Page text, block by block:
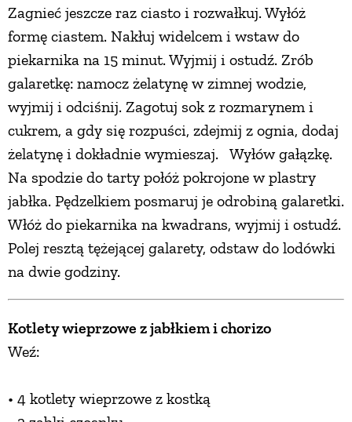
Zagnieć jeszcze raz ciasto i rozwałkuj. Wyłóż
formę ciastem. Nakłuj widelcem i wstaw do
piekarnika na 15 minut. Wyjmij i ostudź. Zrób
galaretkę: namocz żelatynę w zimnej wodzie,
wyjmij i odciśnij. Zagotuj sok z rozmarynem i
cukrem, a gdy się rozpuści, zdejmij z ognia, dodaj
żelatynę i dokładnie wymieszaj. Wyłów gałązkę.
Na spodzie do tarty połóż pokrojone w plastry
jabłka. Pędzelkiem posmaruj je odrobiną galaretki.
Włóż do piekarnika na kwadrans, wyjmij i ostudź.
Polej resztą tężejącej galarety, odstaw do lodówki
na dwie godziny.
Kotlety wieprzowe z jabłkiem i chorizo
Weź:
• 4 kotlety wieprzowe z kostką